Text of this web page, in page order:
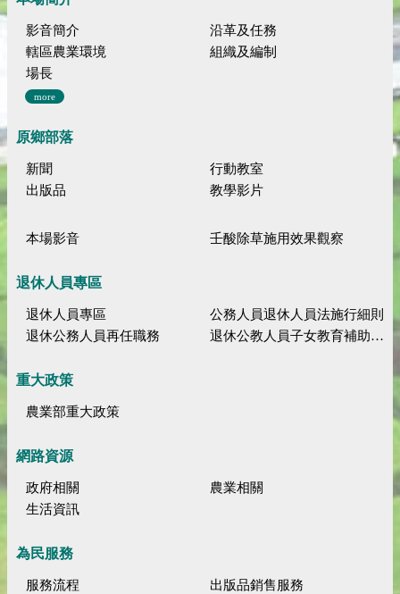
影音簡介
沿革及任務
轄區農業環境
組織及編制
場長
more
原鄉部落
新聞
行動教室
出版品
教學影片
本場影音 壬酸除草施用效果觀察
退休人員專區
退休人員專區
公務人員退休人員法施行細則
退休公務人員再任職務
退休公教人員子女教育補助規定
重大政策
農業部重大政策
網路資源
政府相關
農業相關
生活資訊
為民服務
服務流程
出版品銷售服務